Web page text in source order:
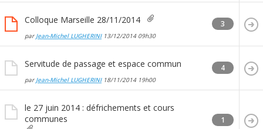
Colloque Marseille 28/11/2014
par Jean-Michel LUGHERINI13/12/2014 09h30
3
Servitude de passage et espace commun
par Jean-Michel LUGHERINI18/11/2014 19h00
4
le 27 juin 2014 : défrichements et cours
communes
1